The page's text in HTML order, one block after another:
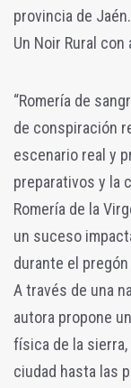
provincia de Jaén.
Un Noir Rural con
“Romería de
de conspiración
escenario real y
preparativos y la
Romería de la
un suceso
durante el
A través de una
autora propone
física de la
ciudad hasta las